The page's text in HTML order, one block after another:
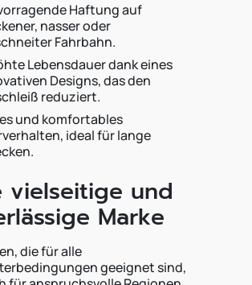
Haftung auf
nasser oder
Fahrbahn.
Lebensdauer dank eines
Designs, das den
reduziert.
und komfortables
ideal für lange
vielseitige und
Marke
die für alle
geeignet sind,